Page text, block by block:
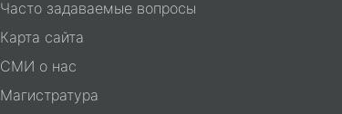
Часто задаваемые вопросы
Карта сайта
СМИ о нас
Магистратура